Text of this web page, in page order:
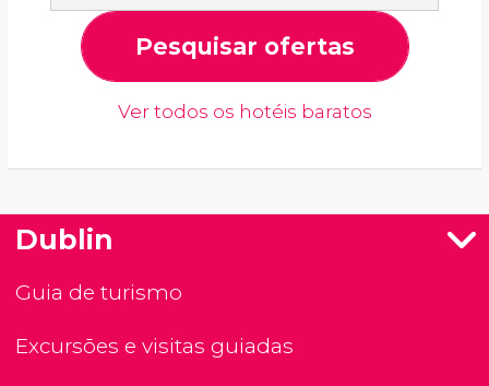
Pesquisar ofertas
Ver todos os hotéis baratos
Dublin
Guia de turismo
Excursões e visitas guiadas